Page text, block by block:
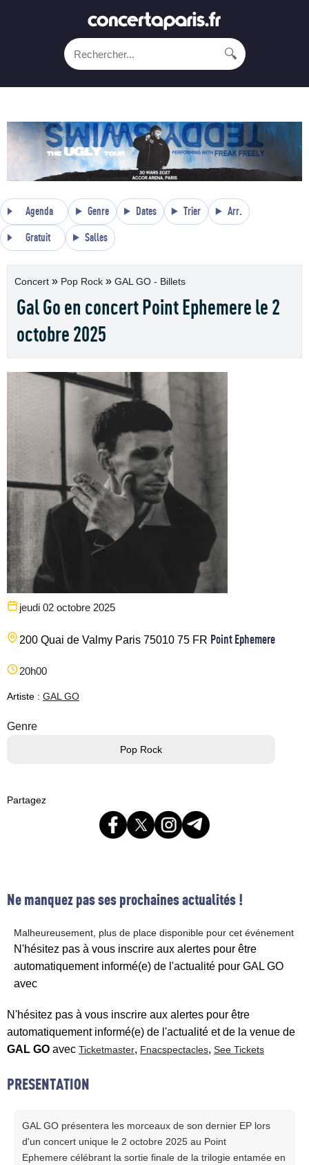
🔍
Agenda Genre Dates Trier Arr.
Gratuit Salles
Concert » Pop Rock » GAL GO - Billets
Gal Go en concert Point Ephemere le 2
octobre 2025
jeudi 02 octobre 2025
200 Quai de Valmy Paris 75010 75 FR Point Ephemere
20h00
Artiste : GAL GO
Genre
Pop Rock
Partagez
Ne manquez pas ses prochaines actualités !
Malheureusement, plus de place disponible pour cet événement
N'hésitez pas à vous inscrire aux alertes pour être
automatiquement informé(e) de l'actualité pour GAL GO
avec
N'hésitez pas à vous inscrire aux alertes pour être
automatiquement informé(e) de l'actualité et de la venue de
GAL GO avec Ticketmaster, Fnacspectacles, See Tickets
PRESENTATION
GAL GO présentera les morceaux de son dernier EP lors
d'un concert unique le 2 octobre 2025 au Point
Ephemere célébrant la sortie finale de la trilogie entamée en